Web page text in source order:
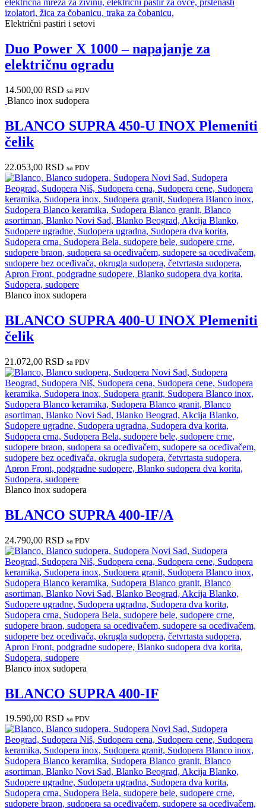
Električni pastiri i setovi
Duo Power X 1000 – napajanje za
električnu ogradu
14.500,00 RSD sa PDV
Blanco inox sudopera
BLANCO SUPRA 450-U INOX Plemeniti
čelik
22.053,00 RSD sa PDV
Blanco inox sudopera
BLANCO SUPRA 400-U INOX Plemeniti
čelik
21.072,00 RSD sa PDV
Blanco inox sudopera
BLANCO SUPRA 400-IF/A
24.790,00 RSD sa PDV
Blanco inox sudopera
BLANCO SUPRA 400-IF
19.590,00 RSD sa PDV